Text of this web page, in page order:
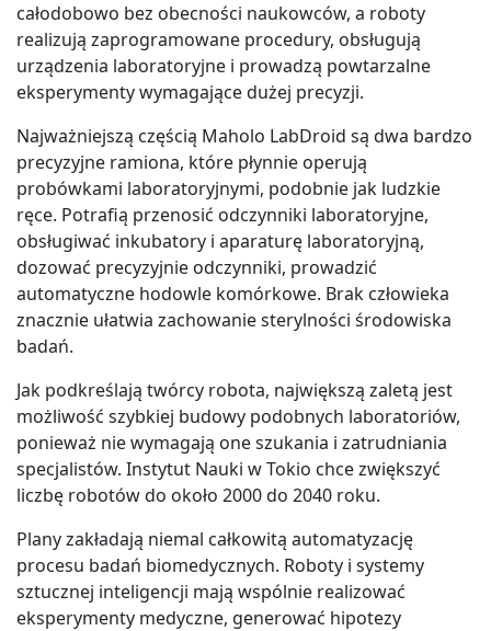
całodobowo bez obecności naukowców, a roboty
realizują zaprogramowane procedury, obsługują
urządzenia laboratoryjne i prowadzą powtarzalne
eksperymenty wymagające dużej precyzji.
Najważniejszą częścią Maholo LabDroid są dwa bardzo
precyzyjne ramiona, które płynnie operują
probówkami laboratoryjnymi, podobnie jak ludzkie
ręce. Potrafią przenosić odczynniki laboratoryjne,
obsługiwać inkubatory i aparaturę laboratoryjną,
dozować precyzyjnie odczynniki, prowadzić
automatyczne hodowle komórkowe. Brak człowieka
znacznie ułatwia zachowanie sterylności środowiska
badań.
Jak podkreślają twórcy robota, największą zaletą jest
możliwość szybkiej budowy podobnych laboratoriów,
ponieważ nie wymagają one szukania i zatrudniania
specjalistów. Instytut Nauki w Tokio chce zwiększyć
liczbę robotów do około 2000 do 2040 roku.
Plany zakładają niemal całkowitą automatyzację
procesu badań biomedycznych. Roboty i systemy
sztucznej inteligencji mają wspólnie realizować
eksperymenty medyczne, generować hipotezy